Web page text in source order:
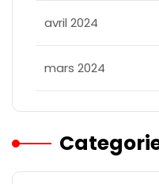
avril 2024
mars 2024